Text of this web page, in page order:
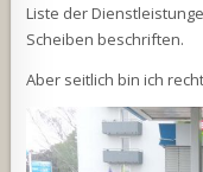
Liste der
Scheiben beschriften.
Aber seitlich bin ich